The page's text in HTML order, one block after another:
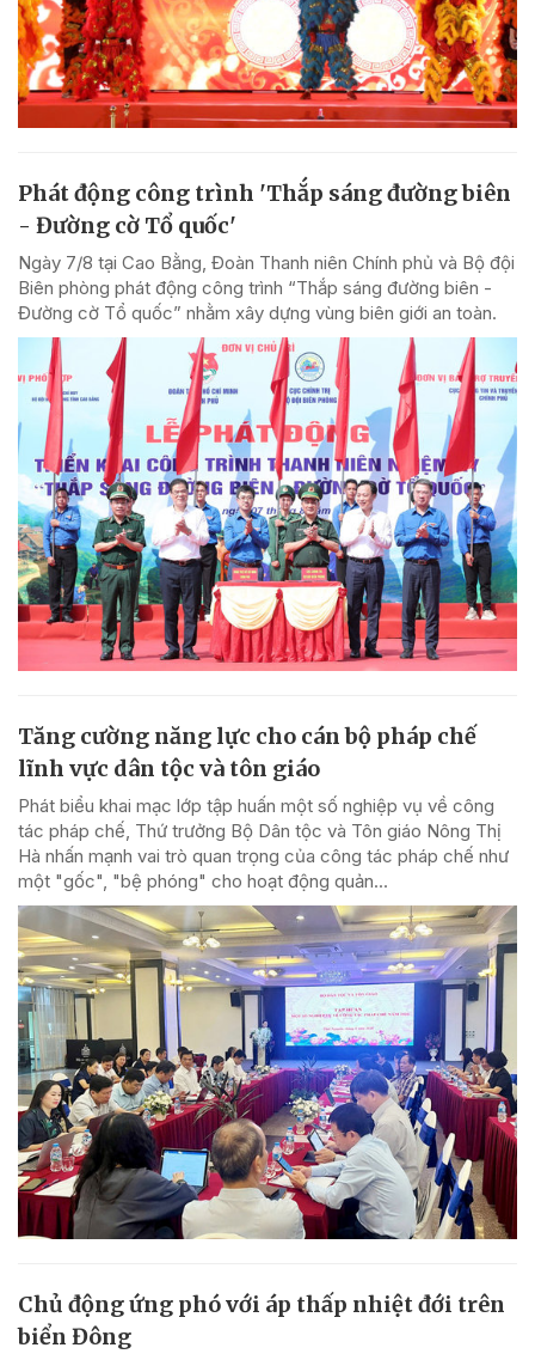
Phát động công trình 'Thắp sáng đường biên
- Đường cờ Tổ quốc'
Ngày 7/8 tại Cao Bằng, Đoàn Thanh niên Chính phủ và Bộ đội
Biên phòng phát động công trình “Thắp sáng đường biên -
Đường cờ Tổ quốc” nhằm xây dựng vùng biên giới an toàn.
Tăng cường năng lực cho cán bộ pháp chế
lĩnh vực dân tộc và tôn giáo
Phát biểu khai mạc lớp tập huấn một số nghiệp vụ về công
tác pháp chế, Thứ trưởng Bộ Dân tộc và Tôn giáo Nông Thị
Hà nhấn mạnh vai trò quan trọng của công tác pháp chế như
một "gốc", "bệ phóng" cho hoạt động quản...
Chủ động ứng phó với áp thấp nhiệt đới trên
biển Đông